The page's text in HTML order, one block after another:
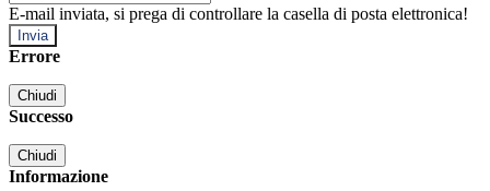
E-mail inviata, si prega di controllare la casella di posta elettronica!
Errore
Chiudi
Successo
Chiudi
Informazione